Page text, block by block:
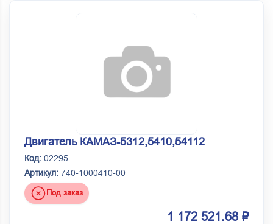
Двигатель КАМАЗ-5312,5410,54112
Код: 02295
Артикул: 740-1000410-00
Под заказ
1 172 521.68 ₽